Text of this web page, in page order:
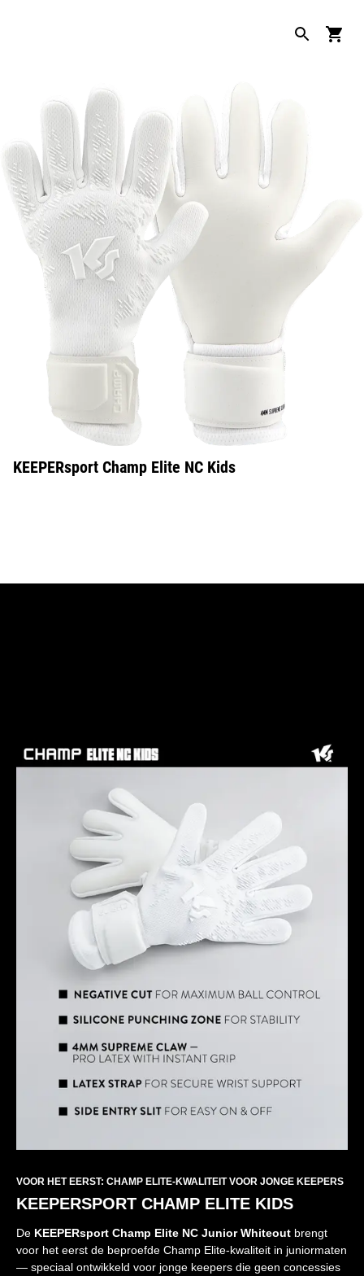
KEEPERsport Champ Elite NC Kids
VOOR HET EERST: CHAMP ELITE-KWALITEIT VOOR JONGE KEEPERS
KEEPERSPORT CHAMP ELITE KIDS
De KEEPERsport Champ Elite NC Junior Whiteout brengt
voor het eerst de beproefde Champ Elite-kwaliteit in juniormaten
— speciaal ontwikkeld voor jonge keepers die geen concessies